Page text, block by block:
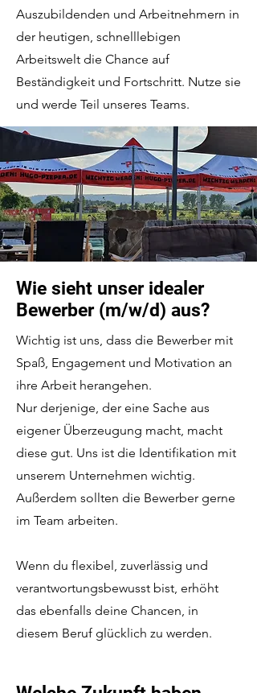
Auszubildenden und Arbeitnehmern in
der heutigen, schnelllebigen
Arbeitswelt die Chance auf
Beständigkeit und Fortschritt. Nutze sie
und werde Teil unseres Teams.
Wie sieht unser idealer
Bewerber (m/w/d) aus?
Wichtig ist uns, dass die Bewerber mit
Spaß, Engagement und Motivation an
ihre Arbeit herangehen.
Nur derjenige, der eine Sache aus
eigener Überzeugung macht, macht
diese gut. Uns ist die Identifikation mit
unserem Unternehmen wichtig.
Außerdem sollten die Bewerber gerne
im Team arbeiten.
Wenn du flexibel, zuverlässig und
verantwortungsbewusst bist, erhöht
das ebenfalls deine Chancen, in
diesem Beruf glücklich zu werden.